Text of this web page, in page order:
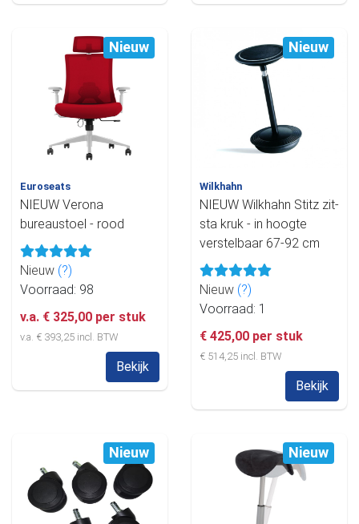
Nieuw
Euroseats
NIEUW Verona
bureaustoel - rood
Nieuw (?)
Voorraad: 98
v.a. € 325,00 per stuk
v.a. € 393,25 incl. BTW
Bekijk
Nieuw
Wilkhahn
NIEUW Wilkhahn Stitz zit-
sta kruk - in hoogte
verstelbaar 67-92 cm
Nieuw (?)
Voorraad: 1
€ 425,00 per stuk
€ 514,25 incl. BTW
Bekijk
Nieuw Nieuw